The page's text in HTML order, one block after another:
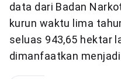
data dari Badan
kurun waktu lima
seluas 943,65 hektar
dimanfaatkan